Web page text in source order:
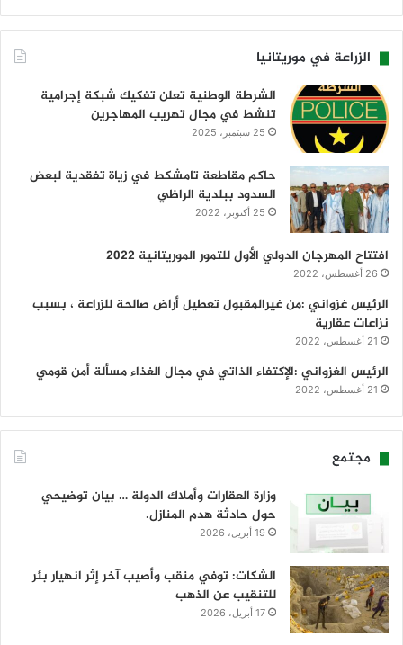
الزراعة في موريتانيا
الشرطة الوطنية تعلن تفكيك شبكة إجرامية
تنشط في مجال تهريب المهاجرين
25 سبتمبر، 2025
حاكم مقاطعة تامشكط في زياة تفقدية لبعض
السدود ببلدية الراظي
25 أكتوبر، 2022
افتتاح المهرجان الدولي الأول للتمور الموريتانية 2022
26 أغسطس، 2022
الرئيس غزواني :من غيرالمقبول تعطيل أراض صالحة للزراعة ، بسبب
نزاعات عقارية
21 أغسطس، 2022
الرئيس الغزواني :الإكتفاء الذاتي في مجال الغذاء مسألة أمن قومي
21 أغسطس، 2022
مجتمع
وزارة العقارات وأملاك الدولة … بيان توضيحي
حول حادثة هدم المنازل.
19 أبريل، 2026
الشكات: توفي منقب وأصيب آخر إثر انهيار بئر
للتنقيب عن الذهب
17 أبريل، 2026